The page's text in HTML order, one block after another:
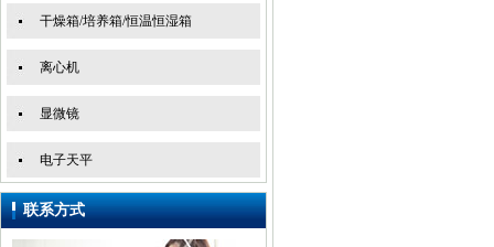
干燥箱/培养箱/恒温恒湿箱
离心机
显微镜
电子天平
联系方式